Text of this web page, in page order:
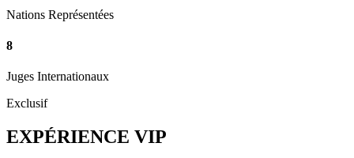
Nations Représentées
8
Juges Internationaux
Exclusif
EXPÉRIENCE VIP